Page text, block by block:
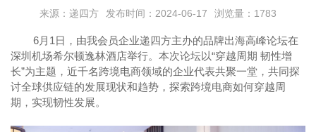
来源：递四方 发布时间：2024-06-17 浏览量：1783
6月1日，由我会员企业递四方主办的品牌出海高峰论坛在
深圳机场希尔顿逸林酒店举行。本次论坛以“穿越周期 韧性增
长”为主题，近千名跨境电商领域的企业代表共聚一堂，共同探
讨全球供应链的发展现状和趋势，探索跨境电商如何穿越周
期，实现韧性发展。